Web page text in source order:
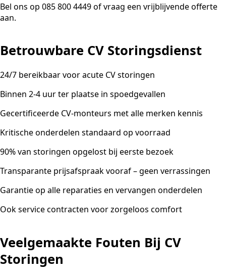
Bel ons op 085 800 4449 of vraag een vrijblijvende offerte
aan.
Betrouwbare CV Storingsdienst
24/7 bereikbaar voor acute CV storingen
Binnen 2-4 uur ter plaatse in spoedgevallen
Gecertificeerde CV-monteurs met alle merken kennis
Kritische onderdelen standaard op voorraad
90% van storingen opgelost bij eerste bezoek
Transparante prijsafspraak vooraf – geen verrassingen
Garantie op alle reparaties en vervangen onderdelen
Ook service contracten voor zorgeloos comfort
Veelgemaakte Fouten Bij CV
Storingen